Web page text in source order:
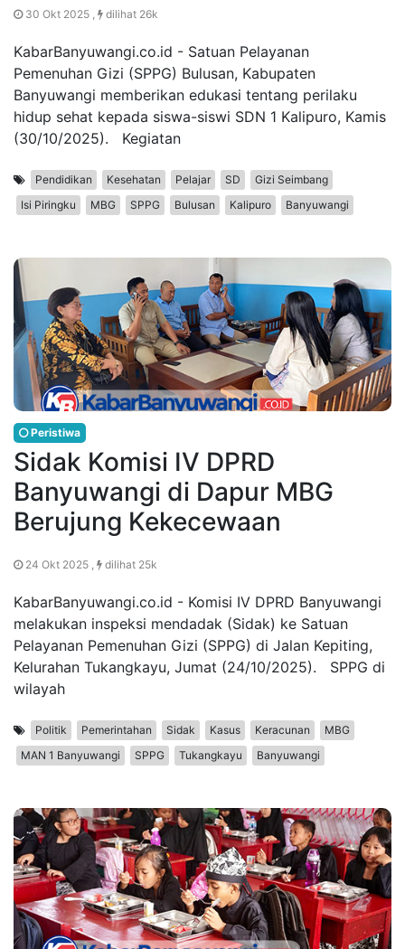
30 Okt 2025 , dilihat 26k
KabarBanyuwangi.co.id - Satuan Pelayanan
Pemenuhan Gizi (SPPG) Bulusan, Kabupaten
Banyuwangi memberikan edukasi tentang perilaku
hidup sehat kepada siswa-siswi SDN 1 Kalipuro, Kamis
(30/10/2025). Kegiatan
Pendidikan Kesehatan Pelajar SD
Gizi Seimbang
Isi Piringku
MBG SPPG Bulusan Kalipuro Banyuwangi
Peristiwa
Sidak Komisi IV DPRD
Banyuwangi di Dapur MBG
Berujung Kekecewaan
24 Okt 2025 , dilihat 25k
KabarBanyuwangi.co.id - Komisi IV DPRD Banyuwangi
melakukan inspeksi mendadak (Sidak) ke Satuan
Pelayanan Pemenuhan Gizi (SPPG) di Jalan Kepiting,
Kelurahan Tukangkayu, Jumat (24/10/2025). SPPG di
wilayah
Politik Pemerintahan Sidak Kasus Keracunan
MBG
MAN 1 Banyuwangi
SPPG Tukangkayu Banyuwangi